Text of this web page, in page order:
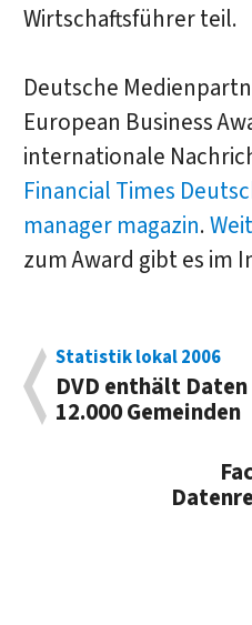
Wirtschaftsführer teil.
Deutsche
European Business
internationale
Financial Times
manager magazin.
zum Award gibt es im
Statistik lokal 2006
DVD enthält
12.000 Gemeinden